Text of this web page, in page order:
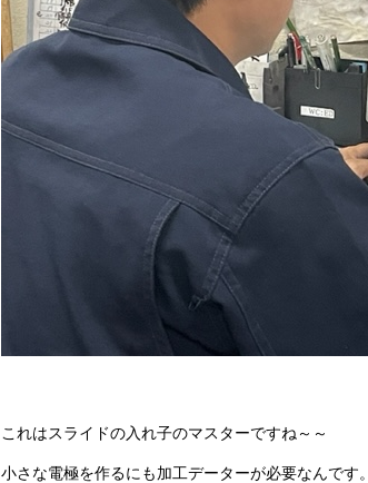
これはスライドの入れ子のマスターですね～～
小さな電極を作るにも加工データーが必要なんです。